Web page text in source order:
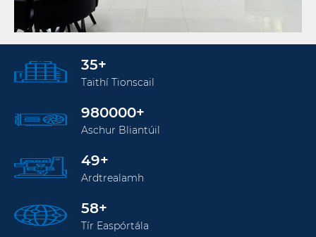
35+
Taithí Tionscail
1000000+
Aschur Bliantúil
50+
Ardtrealamh
60+
Tír Easpórtála